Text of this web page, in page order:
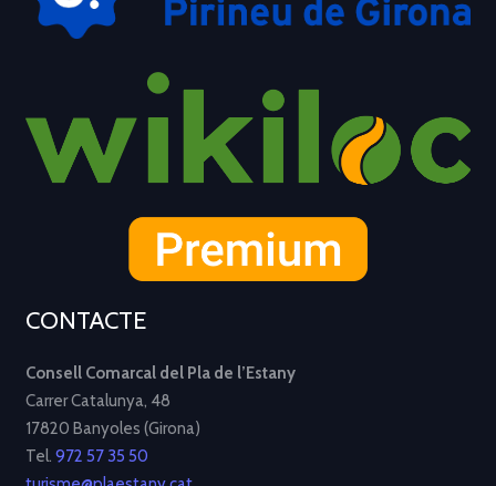
CONTACTE
Consell Comarcal del Pla de l’Estany
Carrer Catalunya, 48
17820 Banyoles (Girona)
Tel. 972 57 35 50